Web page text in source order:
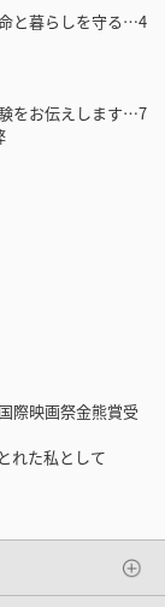
と暮らしを守る…4
をお伝えします…7
際映画祭金熊賞受
れた私として